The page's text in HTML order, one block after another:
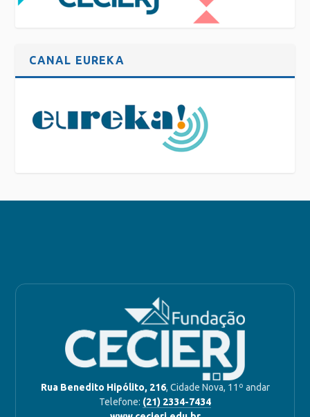
CANAL EUREKA
Rua Benedito Hipólito, 216, Cidade Nova, 11º andar
Telefone: (21) 2334-7434